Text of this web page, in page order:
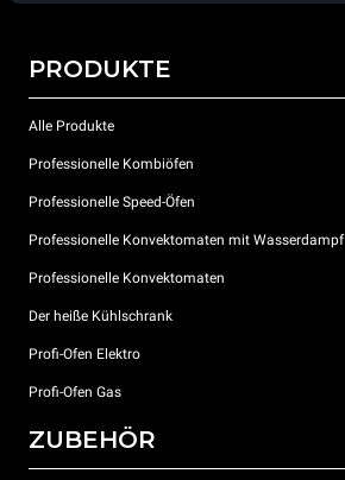
PRODUKTE
Alle Produkte
Professionelle Kombiöfen
Professionelle Speed-Öfen
Professionelle Konvektomaten mit Wasserdampf
Professionelle Konvektomaten
Der heiße Kühlschrank
Profi-Ofen Elektro
Profi-Ofen Gas
ZUBEHÖR